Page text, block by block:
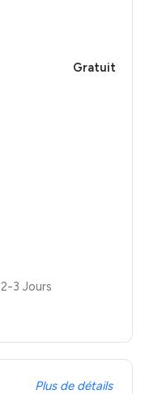
Gratuit
2-3 Jours
Plus de détails